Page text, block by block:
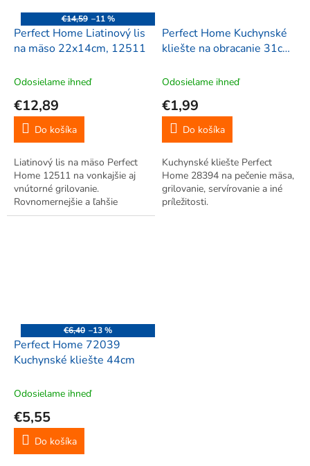
€14,59 –11 %
Perfect Home Liatinový lis
na mäso 22x14cm, 12511
Odosielame ihneď
€12,89
Do košíka
Liatinový lis na mäso Perfect
Home 12511 na vonkajšie aj
vnútorné grilovanie.
Rovnomernejšie a ľahšie
prepečenie mäsa. Grilovaný
Perfect Home Kuchynské
kliešte na obracanie 31cm,
Odosielame ihneď
€1,99
Do košíka
Kuchynské kliešte Perfect
Home 28394 na pečenie mäsa,
grilovanie, servírovanie a iné
príležitosti.
€6,40 –13 %
Perfect Home 72039
Kuchynské kliešte 44cm
Odosielame ihneď
€5,55
Do košíka